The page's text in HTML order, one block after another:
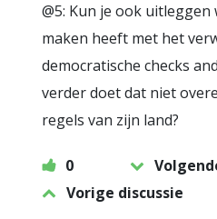
@5: Kun je ook
maken heeft met het
democratische checks
verder doet dat niet
regels van zijn land?
0
Vorige discussie